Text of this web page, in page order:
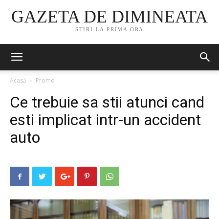
GAZETA DE DIMINEATA
STIRI LA PRIMA ORA
Acasă Promo
Ce trebuie sa stii atunci cand
esti implicat intr-un accident
auto